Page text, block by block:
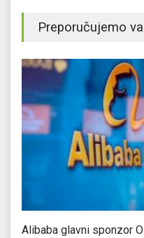
Preporučujemo
Alibaba glavni sponzor